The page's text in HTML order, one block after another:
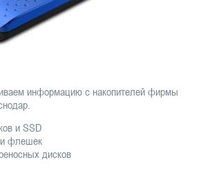
информацию с накопителей фирмы
и SSD
и флешек
дисков